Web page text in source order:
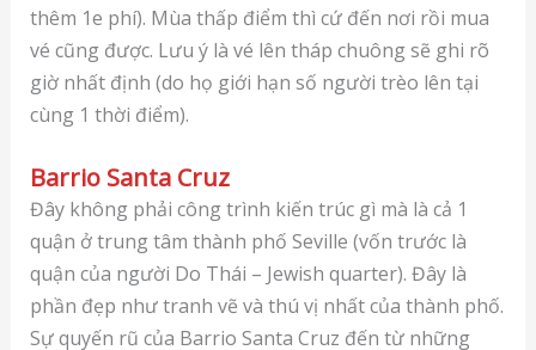
thêm 1e phí). Mùa thấp điểm thì cứ đến nơi rồi mua
vé cũng được. Lưu ý là vé lên tháp chuông sẽ ghi rõ
giờ nhất định (do họ giới hạn số người trèo lên tại
cùng 1 thời điểm).
Barrio Santa Cruz
Đây không phải công trình kiến trúc gì mà là cả 1
quận ở trung tâm thành phố Seville (vốn trước là
quận của người Do Thái – Jewish quarter). Đây là
phần đẹp như tranh vẽ và thú vị nhất của thành phố.
Sự quyến rũ của Barrio Santa Cruz đến từ những